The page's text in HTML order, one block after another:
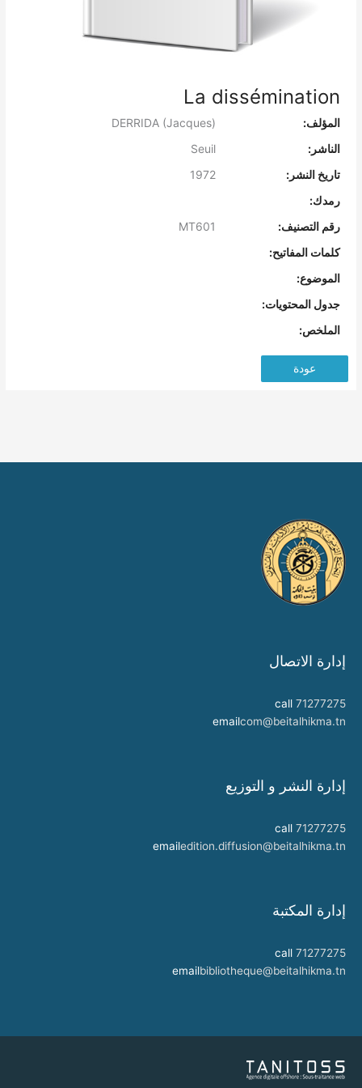
La dissémination
المؤلف:
الناشر:
Seuil
تاريخ النشر:
1972
رمدك:
رقم التصنيف:
كلمات المفاتيح:
الموضوع:
جدول المحتويات:
الملخص:
عودة
إدارة الاتصال
call 71277275
emailcom@beitalhikma.tn
إدارة النشر و التوزيع
call 71277275
emailedition.diffusion@beitalhikma.tn
إدارة المكتبة
call 71277275
emailbibliotheque@beitalhikma.tn